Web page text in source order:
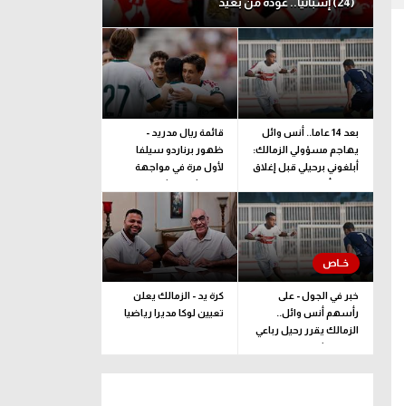
بعد 14 عاما.. أنس وائل
يهاجم مسؤولي الزمالك:
أبلغوني برحيلي قبل إغلاق
القيد بأيام
قائمة ريال مدريد -
ظهور برناردو سيلفا
لأول مرة في مواجهة
فرينتشفاروشي
خبر في الجول - على
رأسهم أنس وائل..
الزمالك يقرر رحيل رباعي
فريق الشباب
كرة يد - الزمالك يعلن
تعيين لوكا مديرا رياضيا